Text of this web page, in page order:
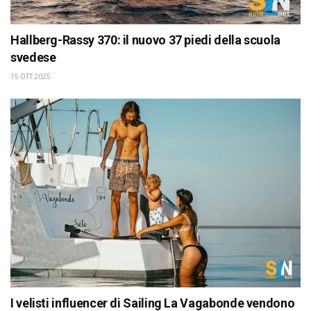
Hallberg-Rassy 370: il nuovo 37 piedi della scuola
svedese
15 OTT 2025
I velisti influencer di Sailing La Vagabonde vendono